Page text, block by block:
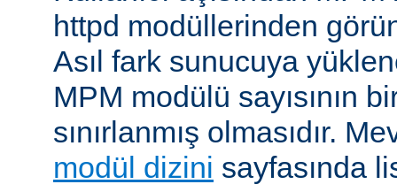
httpd modüllerinden
Asıl fark sunucuya
MPM modülü sayısının
sınırlanmış olmasıdır.
modül dizini sayfasında